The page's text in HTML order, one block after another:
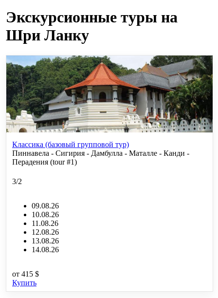
Экскурсионные туры на
Шри Ланку
Классика (базовый групповой тур)
Пиннавела - Сигирия - Дамбулла - Маталле - Канди -
Перадения (tour #1)
3/2
09.08.26
10.08.26
11.08.26
12.08.26
13.08.26
14.08.26
от 415 $
Купить